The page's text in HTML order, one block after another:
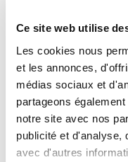
Ce site web utilise
Les cookies nous
et les annonces,
médias sociaux et
partageons
notre site avec nos
publicité et d'analyse,
avec d'autres
Modèle de
En stock
AJOUTER AU PANIER